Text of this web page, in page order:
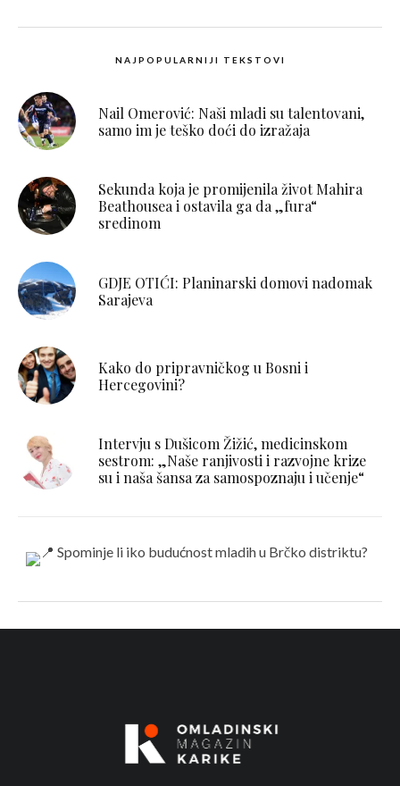
NAJPOPULARNIJI TEKSTOVI
Nail Omerović: Naši mladi su talentovani,
samo im je teško doći do izražaja
Sekunda koja je promijenila život Mahira
Beathousea i ostavila ga da „fura“
sredinom
GDJE OTIĆI: Planinarski domovi nadomak
Sarajeva
Kako do pripravničkog u Bosni i
Hercegovini?
Intervju s Dušicom Žižić, medicinskom
sestrom: „Naše ranjivosti i razvojne krize
su i naša šansa za samospoznaju i učenje“